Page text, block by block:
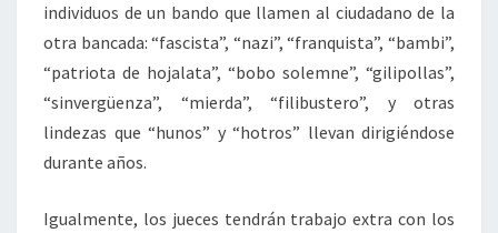
individuos de un bando que llamen al ciudadano de la
otra bancada: “fascista”, “nazi”, “franquista”, “bambi”,
“patriota de hojalata”, “bobo solemne”, “gilipollas”,
“sinvergüenza”, “mierda”, “filibustero”, y otras
lindezas que “hunos” y “hotros” llevan dirigiéndose
durante años.
Igualmente, los jueces tendrán trabajo extra con los